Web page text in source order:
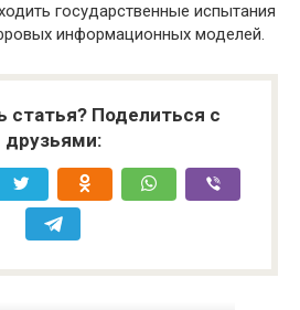
государственные испытания
информационных моделей.
статья? Поделиться с
друзьями: